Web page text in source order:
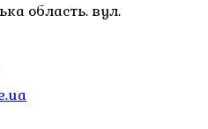
область. вул.